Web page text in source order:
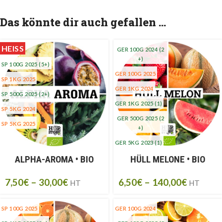
Das könnte dir auch gefallen …
HEISS
SP 100G 2025(5+)
SP 1KG 2025
SP 500G 2025(2+)
SP 5KG 2024
SP 5KG 2025
ALPHA-AROMA • BIO
7,50€ – 30,00€ HT
GER 100G 2024 (2
+)
GER 100G 2025
GER 1KG 2024
GER 1KG 2025(1)
GER 500G 2025 (2
+)
GER 5KG 2023(1)
GER 5KG 2024(5+)
HÜLL MELONE • BIO
6,50€ – 140,00€ HT
SP 100G 2025 GER 100G 2024